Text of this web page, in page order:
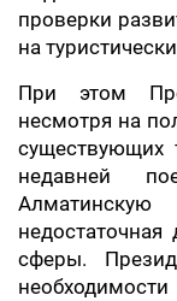
проверки
на
При этом
несмотря на
существующих
недавней
недостаточная
сферы.